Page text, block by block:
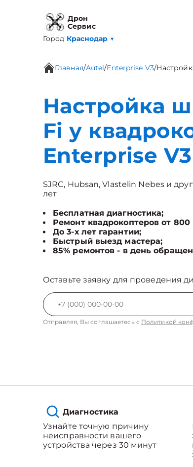
Дрон
Сервис
Город Краснодар ▼
Главная/Autel/Enterprise V3/
Настройка
Fi у
Enterprise V3
SJRC, Hubsan, Vlastelin Nebes и
лет
Бесплатная диагностика;
Ремонт квадрокоптеров от 800
До 3-х лет гарантии;
Быстрый выезд мастера;
85% ремонтов - в день
Оставьте заявку для проведения
Отправляя, Вы соглашаетесь с Политикой
Диагностика
Узнайте точную причину
неисправности вашего
устройства через 30 минут